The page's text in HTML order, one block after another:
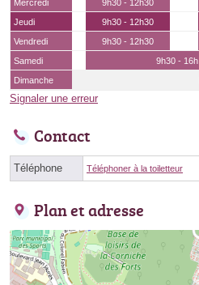
Mercredi
9h30 - 12h30
Jeudi
9h30 - 12h30
Vendredi
9h30 - 12h30
Samedi
9h30 - 16h
Dimanche
Signaler une erreur
Contact
Téléphone Téléphoner à la toiletteur
Plan et adresse